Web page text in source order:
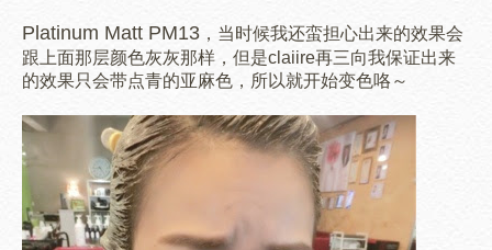
Platinum Matt PM13 ，当时候我还蛮担心出来的效果会
跟上面那层颜色灰灰那样，但是claiire再三向我保证出来
的效果只会带点青的亚麻色，所以就开始变色咯～